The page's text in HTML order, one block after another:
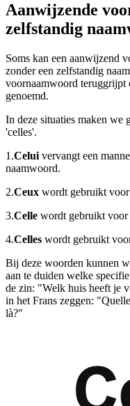
Aanwijzende
zelfstandig
Soms kan een aanwijzend
zonder een zelfstandig
voornaamwoord teruggrijpt
genoemd.
In deze situaties maken we
'celles'.
1.Celui vervangt een
naamwoord.
2.Ceux wordt gebruikt
3.Celle wordt gebruikt
4.Celles wordt gebruikt
Bij deze woorden kunnen
aan te duiden welke
de zin: "Welk huis heeft je
in het Frans zeggen:
là?"